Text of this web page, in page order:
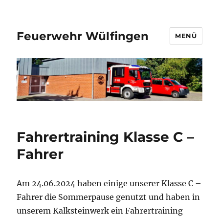
Feuerwehr Wülfingen MENÜ
Fahrertraining Klasse C –
Fahrer
Am 24.06.2024 haben einige unserer Klasse C –
Fahrer die Sommerpause genutzt und haben in
unserem Kalksteinwerk ein Fahrertraining